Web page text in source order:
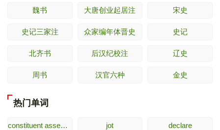
魏书 大唐创业起居注 宋史
史记三家注 众家编年体晋史 史记
北齐书 后汉纪校注 辽史
周书 汉官六种 金史
热门单词
constituent assembly jot declare